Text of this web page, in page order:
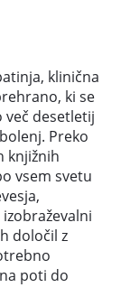
klinična
ki se
več desetletij
Preko
knjižnih
vsem svetu
določil z
poti do